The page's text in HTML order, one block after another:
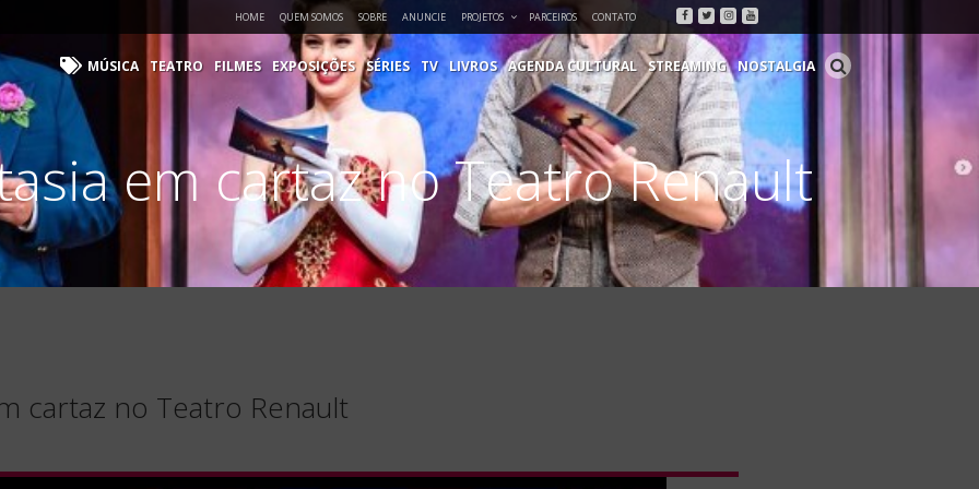
HOME QUEM SOMOS SOBRE ANUNCIE PROJETOS PARCEIROS CONTATO Facebook
Twitter
Instagram
Youtube
MÚSICA TEATRO FILMES EXPOSIÇÕES SÉRIES TV LIVROS AGENDA CULTURAL STREAMING NOSTALGIA
em cartaz no Teatro Renault
cartaz no Teatro Renault